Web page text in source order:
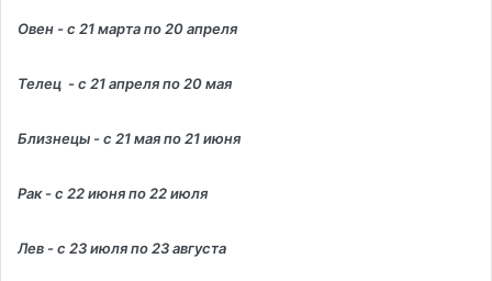
Овен - с 21 марта по 20 апреля
Телец - с 21 апреля по 20 мая
Близнецы - с 21 мая по 21 июня
Рак - с 22 июня по 22 июля
Лев - с 23 июля по 23 августа